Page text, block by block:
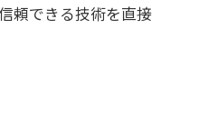
頼できる技術を直接